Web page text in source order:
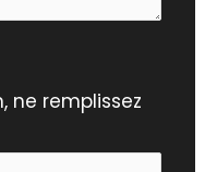
ne remplissez